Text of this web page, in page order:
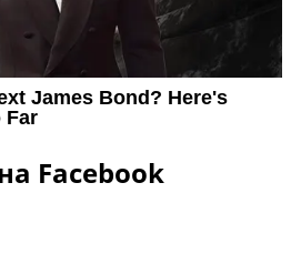
Facebook